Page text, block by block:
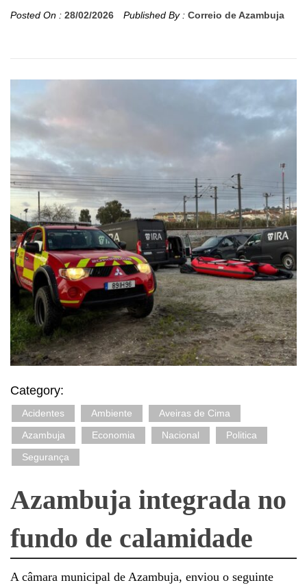
Posted On : 28/02/2026 Published By : Correio de Azambuja
Category:
Acidentes Ambiente
Aveiras de Cima
Azambuja
Economia Nacional
Politica
Segurança
Azambuja integrada no
fundo de calamidade
A câmara municipal de Azambuja, enviou o seguinte